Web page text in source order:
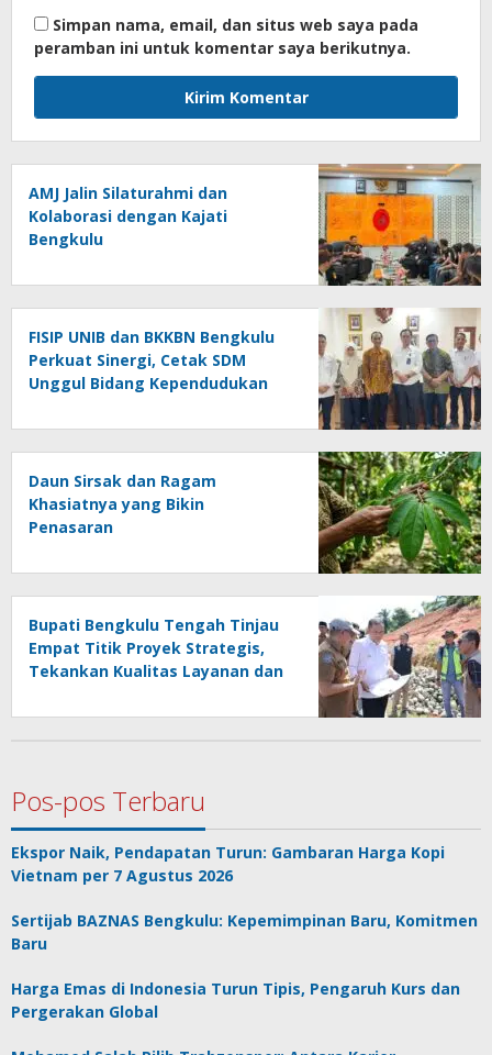
Simpan nama, email, dan situs web saya pada
peramban ini untuk komentar saya berikutnya.
AMJ Jalin Silaturahmi dan
Kolaborasi dengan Kajati
Bengkulu
FISIP UNIB dan BKKBN Bengkulu
Perkuat Sinergi, Cetak SDM
Unggul Bidang Kependudukan
Daun Sirsak dan Ragam
Khasiatnya yang Bikin
Penasaran
Bupati Bengkulu Tengah Tinjau
Empat Titik Proyek Strategis,
Tekankan Kualitas Layanan dan
Pos-pos Terbaru
Ekspor Naik, Pendapatan Turun: Gambaran Harga Kopi
Vietnam per 7 Agustus 2026
Sertijab BAZNAS Bengkulu: Kepemimpinan Baru, Komitmen
Baru
Harga Emas di Indonesia Turun Tipis, Pengaruh Kurs dan
Pergerakan Global